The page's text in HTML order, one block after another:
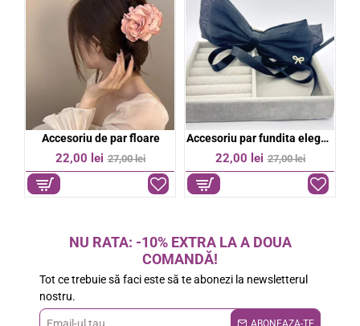
-19%
Accesoriu de par floare
22,00 lei 27,00 lei
-19%Accesoriu par fundita eleganta
22,00 lei 27,00 lei
NU RATA: -10% EXTRA LA A DOUA
COMANDĂ!
Tot ce trebuie să faci este să te abonezi la newsletterul
nostru.
Email- ABONEAZA-TE